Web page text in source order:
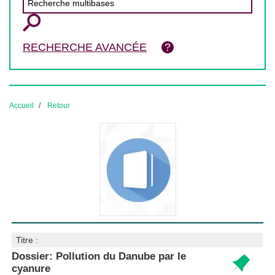
RECHERCHE AVANCÉE
Accueil Retour
Titre :
Dossier: Pollution du Danube par le
cyanure